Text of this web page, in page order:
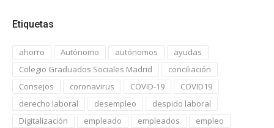
Etiquetas
ahorro Autónomo autónomos
ayudas
Colegio Graduados Sociales Madrid
conciliación
Consejos
coronavirus COVID-19
COVID19
derecho laboral
desempleo
despido laboral
Digitalización
empleado empleados
empleo